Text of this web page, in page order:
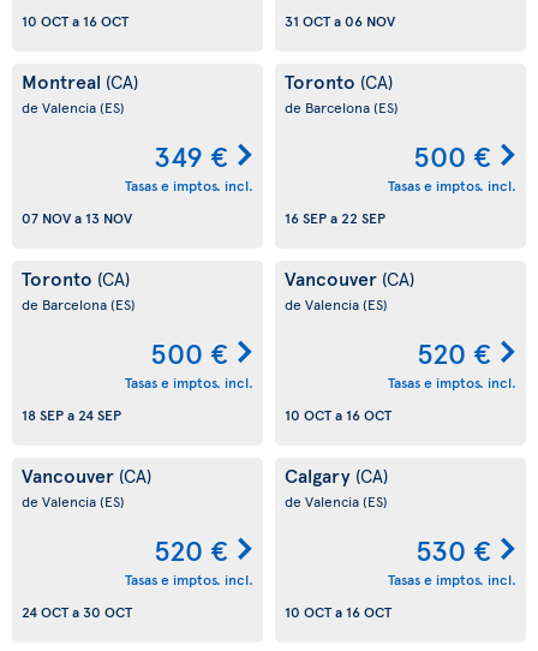
10 OCTa 16 OCT
31 OCTa06 NOV
Montreal (CA)
de Valencia(ES)
349 €
Tasas e imptos. incl.
07 NOVa 13 NOV
Toronto (CA)
de Barcelona(ES)
500 €
Tasas e imptos. incl.
16 SEPa22 SEP
Toronto (CA)
de Barcelona(ES)
500 €
Tasas e imptos. incl.
18 SEPa24 SEP
Vancouver (CA)
de Valencia(ES)
520 €
Tasas e imptos. incl.
10 OCTa 16 OCT
Vancouver (CA)
de Valencia(ES)
520 €
Tasas e imptos. incl.
24 OCTa 30 OCT
Calgary (CA)
de Valencia(ES)
530 €
Tasas e imptos. incl.
10 OCTa 16 OCT